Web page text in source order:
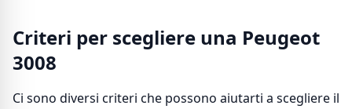
Criteri per scegliere una Peugeot
3008
Ci sono diversi criteri che possono aiutarti a scegliere il